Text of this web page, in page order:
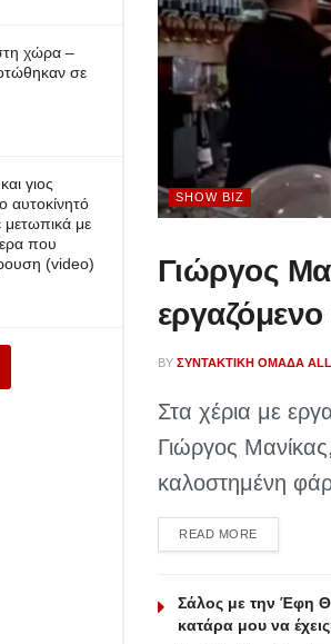
χώρα –
σε
γιος
αυτοκίνητό
με
που
(video)
SHOW BIZ
Γιώργος
BY ΣΥΝΤΑΚΤΙΚΉ ΟΜΆΔΑ
Στα χέρια με
Γιώργος
καλοστημένη
READ MOREDETAILS
Σάλος με την Έφη
κατάρα μου να